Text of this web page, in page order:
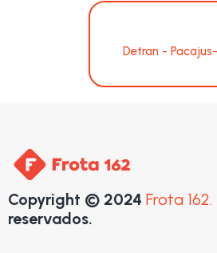
Detran -
Copyright © 2024 Frota 162.
reservados.